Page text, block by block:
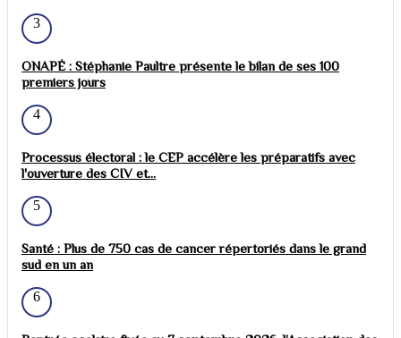
3
ONAPÉ : Stéphanie Paultre présente le bilan de ses 100
premiers jours
4
Processus électoral : le CEP accélère les préparatifs avec
l'ouverture des CIV et...
5
Santé : Plus de 750 cas de cancer répertoriés dans le grand
sud en un an
6